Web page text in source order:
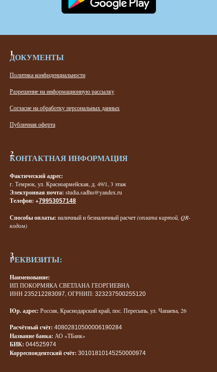
ДОКУМЕНТЫ
Политика конфиденциальности
Разрешение на информационную рассылку
Согласие на обработку персональных данных
Публичная оферта
КОНТАКТНАЯ ИНФОРМАЦИЯ
Фактический адрес:
г. Темрюк, ул. Красноармейская, д. 49/1, 3 этаж
Электронная почта: studia.sadhu@yandex.ru
Телефон: +79953057148
Способы оплаты: наличный и безналичный расчет(оплата картой, QR-
кодом)
РЕКВИЗИТЫ:
Наименование:
ИП ПОКОРМЯКА СВЕТЛАНА ГЕОРГИЕВНА
ИНН 235212283097, ОГРНИП: 323237500255120
Юр. адрес: Россия, Краснодарский край, пос. Пересыпь, ул. Чапаева, 26
Расчётный счёт: 40802810500006190284
Название банка: АО «ТБанк»
БИК: 044525974
Корреспондентский счёт: 30101810145250000974